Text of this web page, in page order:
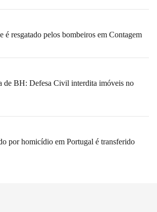
é resgatado pelos bombeiros em Contagem
de BH: Defesa Civil interdita imóveis no
por homicídio em Portugal é transferido